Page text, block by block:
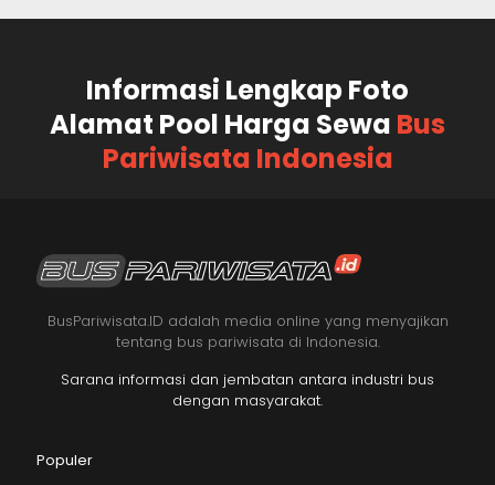
Informasi Lengkap Foto
Alamat Pool Harga Sewa Bus
Pariwisata Indonesia
BusPariwisata.ID adalah media online yang menyajikan
tentang bus pariwisata di Indonesia.
Sarana informasi dan jembatan antara industri bus
dengan masyarakat.
Populer